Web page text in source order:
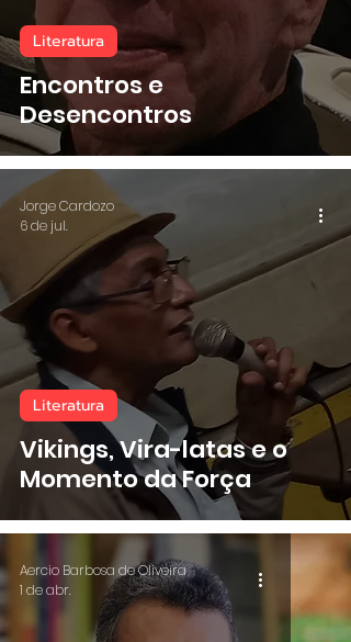
Encontros e
Desencontros
Literatura
Vikings, Vira-latas e o
Momento da Força
Literatura
Jorge Cardozo
6 de jul.
Aercio Barbosa de Oliveira
1 de abr.